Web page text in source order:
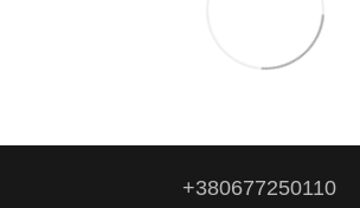
+380677250110